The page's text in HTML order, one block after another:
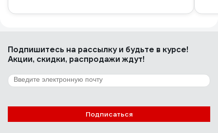
Подпишитесь на рассылкуи будьте в курсе!
Акции, скидки, распродажи ждут!
Подписаться